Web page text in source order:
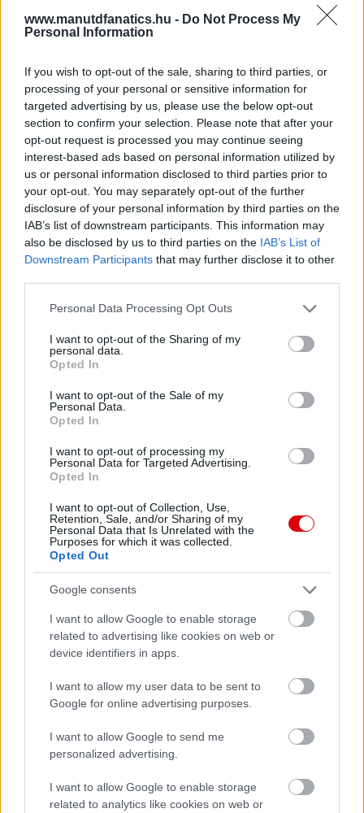
www.manutdfanatics.hu - Do Not Process My
Personal Information
If you wish to opt-out of the sale, sharing to third parties, or
processing of your personal or sensitive information for
targeted advertising by us, please use the below opt-out
section to confirm your selection. Please note that after your
opt-out request is processed you may continue seeing
interest-based ads based on personal information utilized by
us or personal information disclosed to third parties prior to
your opt-out. You may separately opt-out of the further
disclosure of your personal information by third parties on the
IAB’s list of downstream participants. This information may
also be disclosed by us to third parties on the IAB’s List of
Downstream Participants that may further disclose it to other
Please note that this website/app uses one or more Google
not limited to your visit or usage behaviour. You may click to
grant or deny consent to Google and its third-party tags to
use your data for below specified purposes in below Google
consent section.
Personal Data Processing Opt Outs
I want to opt-out of the Sharing of my
personal data.
Opted In
I want to opt-out of the Sale of my
Personal Data.
Opted In
I want to opt-out of processing my
Personal Data for Targeted Advertising.
Opted In
I want to opt-out of Collection, Use,
Retention, Sale, and/or Sharing of my
Personal Data that Is Unrelated with the
Purposes for which it was collected.
Opted Out
Google consents
I want to allow Google to enable storage
related to advertising like cookies on web or
device identifiers in apps.
I want to allow my user data to be sent to
Google for online advertising purposes.
I want to allow Google to send me
personalized advertising.
I want to allow Google to enable storage
related to analytics like cookies on web or
Meccs Center
Paris Saint-Germain
Manchester United
Felkészülési szezon 4. mérkőzés
2026-08-08 17:00
Leeds UnitedvsManchester United2026-08-12 20:30
a ManUtdFanatics.hu működését!